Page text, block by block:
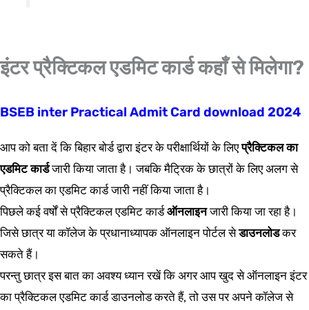
इंटर प्रैक्टिकल एडमिट कार्ड कहाँ से मिलेगा?
BSEB inter Practical Admit Card download 2024
आप को बता दें कि बिहार बोर्ड द्वारा इंटर के परीक्षार्थियों के लिएप्रैक्टिकल का
एडमिट कार्डजारी किया जाता है। जबकि मैट्रिक के छात्रों के लिए अलग से
प्रैक्टिकल का एडमिट कार्ड जारी नहीं किया जाता है।
पिछले कई वर्षों से प्रैक्टिकल एडमिट कार्डऑनलाइनजारी किया जा रहा है।
जिसे छात्र या कॉलेज के प्रधानाध्यापक ऑनलाइन पोर्टल सेडाउनलोडकर
सकते हैं।
परन्तु छात्र इस बात का अवश्य ध्यान रखें कि अगर आप खुद से ऑनलाइन इंटर
का प्रैक्टिकल एडमिट कार्ड डाउनलोड करते हैं, तो उस पर अपने कॉलेज से